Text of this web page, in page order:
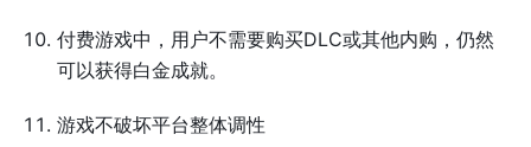
付费游戏中，用户不需要购买DLC或其他内购，仍然
可以获得白金成就。
游戏不破坏平台整体调性